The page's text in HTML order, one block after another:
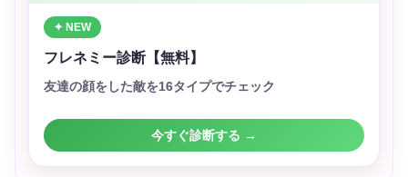
✦ NEW
フレネミー診断【無料】
友達の顔をした敵を16タイプでチェック
今すぐ診断する →